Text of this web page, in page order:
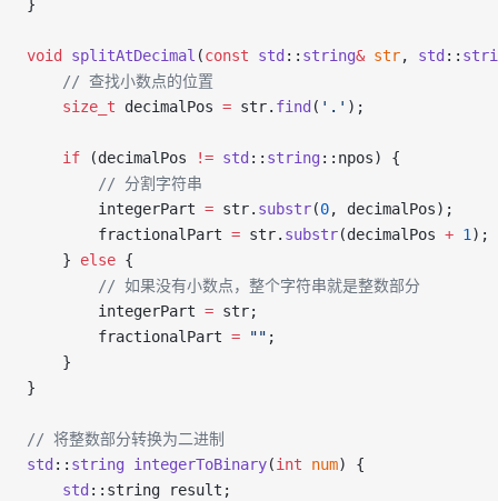
}
void splitAtDecimal (const std :: string& str, std ::
    // 查找小数点的位置
    size_t
decimalPos = str. find ( '.' );
    if
(decimalPos != std :: string ::npos) {
        // 分割字符串
        integerPart
= str. substr(0, decimalPos);
        fractionalPart
= str. substr(decimalPos + 1);
    }
else {
        // 如果没有小数点，整个字符串就是整数部分
        integerPart
= str;
        fractionalPart
= "" ;
    }
}
// 将整数部分转换为二进制
std :: string integerToBinary(int num) {
    std
::string result;